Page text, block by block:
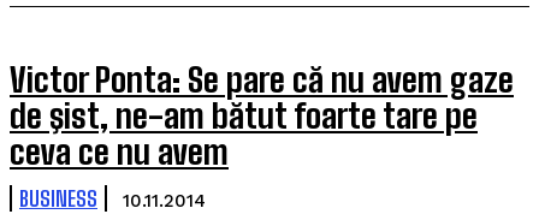
Victor Ponta: Se pare că nu avem gaze
de şist, ne-am bătut foarte tare pe
ceva ce nu avem
BUSINESS 10.11.2014